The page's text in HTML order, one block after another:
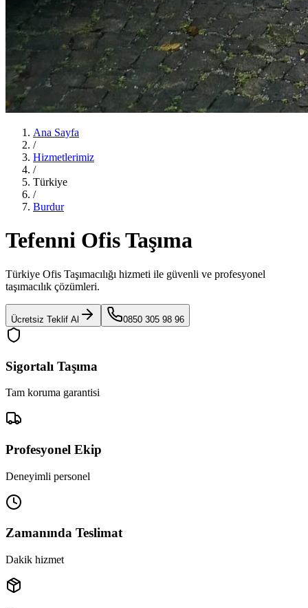
Ana Sayfa
/
Hizmetlerimiz
/
Türkiye
/
Burdur
Tefenni Ofis Taşıma
Türkiye Ofis Taşımacılığı hizmeti ile güvenli ve profesyonel
taşımacılık çözümleri.
Ücretsiz Teklif Al 0850 305 98 96
Sigortalı Taşıma
Tam koruma garantisi
Profesyonel Ekip
Deneyimli personel
Zamanında Teslimat
Dakik hizmet